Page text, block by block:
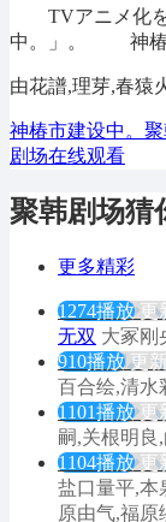
TVアニメ化を
中。」。 神椿
由花譜,理芽,春猿
神椿市建设中。
剧场在线观看
聚韩剧场猜
更多精彩
1274播放 更
无双 大冢刚
910播放 更
百合绘,清水
1101播放 更
嗣,关根明良
1104播放 更
盐口量平,本
原由气,福原